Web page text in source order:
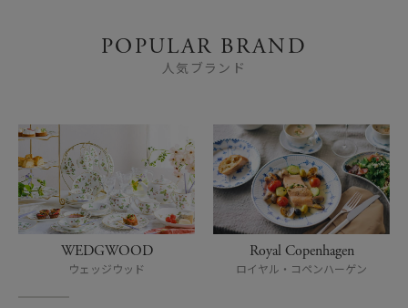
POPULAR BRAND
人気ブランド
WEDGWOOD
ウェッジウッド
Royal Copenhagen
ロイヤル・コペンハーゲン